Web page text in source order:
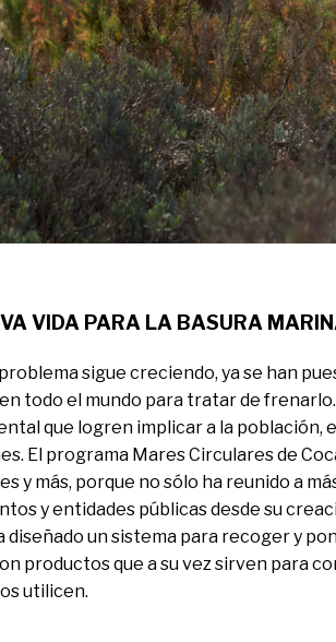
VIDA PARA LA BASURA
sigue creciendo, ya se han
todo el mundo para tratar de
que logren implicar a la población,
El programa Mares Circulares de
y más, porque no sólo ha reunido a
y entidades públicas desde su
diseñado un sistema para recoger y
productos que a su vez sirven para
utilicen.